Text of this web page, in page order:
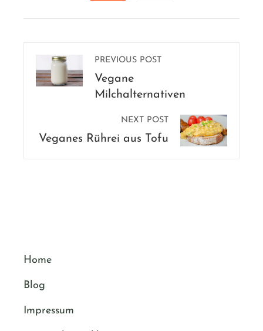
PREVIOUS POST
Vegane
Milchalternativen
NEXT POST
Veganes Rührei aus Tofu
Home
Blog
Impressum